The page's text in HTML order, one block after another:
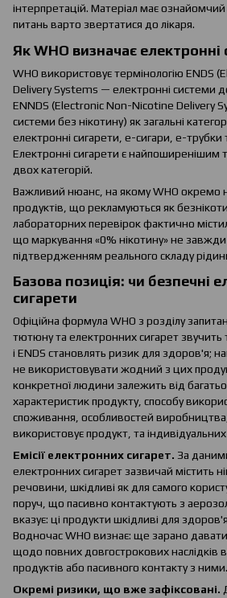
інтерпретацій. Матеріал має
питань варто звертатися до лікаря.
Як WHO визначає електронні
WHO використовує термінологію ENDS
Delivery Systems — електронні системи
ENNDS (Electronic Non-Nicotine Delivery
системи без нікотину) як загальні
електронні сигарети, е-сигари, е-трубки
Електронні сигарети є найпоширенішим
двох категорій.
Важливий нюанс, на якому WHO окремо
продуктів, що рекламуються як
лабораторних перевірок фактично
що маркування «0% нікотину» не
підтвердженням реального складу
Базова позиція: чи безпечні
сигарети
Офіційна формула WHO з розділу
тютюну та електронних сигарет звучить
і ENDS становлять ризик для здоров'я;
не використовувати жодний з цих
конкретної людини залежить від
характеристик продукту, способу
споживання, особливостей
використовує продукт, та
Емісії електронних сигарет. За
електронних сигарет зазвичай містить
речовини, шкідливі як для самого
поруч, що пасивно контактують з
вказує: ці продукти шкідливі для
Водночас WHO визнає: ще зарано давати
щодо повних довгострокових наслідків
продуктів або пасивного контакту з ними.
Окремі ризики, що вже зафіксовані.